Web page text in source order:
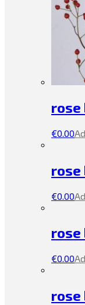
rose
€0.00
rose
€0.00
rose
€0.00
rose